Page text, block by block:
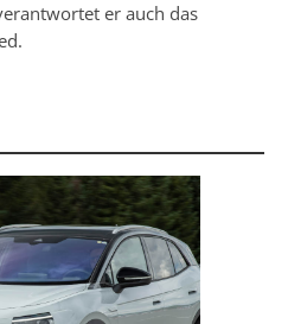
er auch das